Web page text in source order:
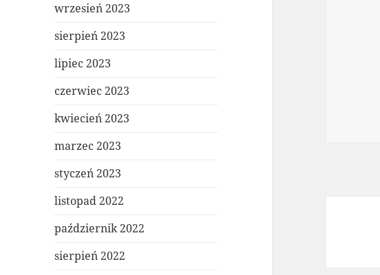
wrzesień 2023
sierpień 2023
lipiec 2023
czerwiec 2023
kwiecień 2023
marzec 2023
styczeń 2023
listopad 2022
październik 2022
sierpień 2022